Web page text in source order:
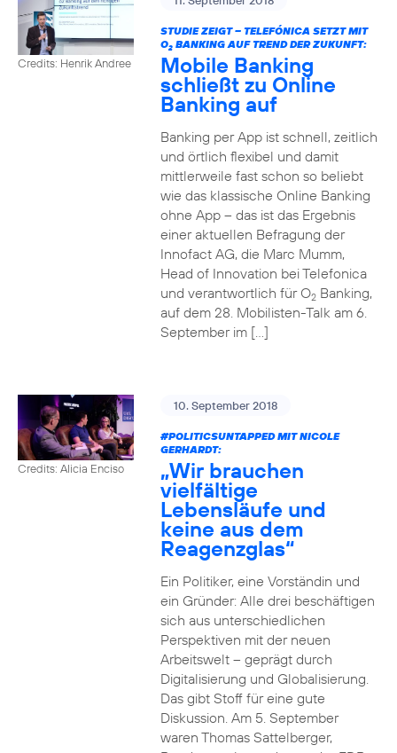
Credits: Henrik Andree
STUDIE ZEIGT – TELEFÓNICA SETZT MIT
O2BANKING AUF TREND DER ZUKUNFT:
Mobile Banking
schließt zu Online
Banking auf
Banking per App ist schnell, zeitlich
und örtlich flexibel und damit
mittlerweile fast schon so beliebt
wie das klassische Online Banking
ohne App – das ist das Ergebnis
einer aktuellen Befragung der
Innofact AG, die Marc Mumm,
Head of Innovation bei Telefonica
und verantwortlich für O2Banking,
auf dem 28. Mobilisten-Talk am 6.
September im […]
Credits: Alicia Enciso
10. September 2018
#POLITICSUNTAPPEDMIT NICOLE
GERHARDT:
„Wir brauchen
vielfältige
Lebensläufe und
keine aus dem
Reagenzglas“
Ein Politiker, eine Vorständin und
ein Gründer: Alle drei beschäftigen
sich aus unterschiedlichen
Perspektiven mit der neuen
Arbeitswelt – geprägt durch
Digitalisierung und Globalisierung.
Das gibt Stoff für eine gute
Diskussion. Am 5. September
waren Thomas Sattelberger,